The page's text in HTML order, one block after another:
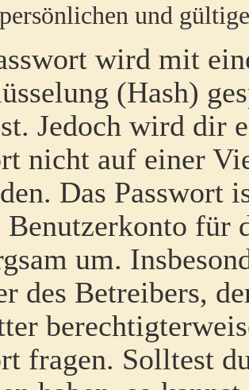
und
wird mit
(Hash)
Jedoch wird dir
nicht auf einer
Das Passwort
Benutzerkonto für
um.
des Betreibers,
fragen. Solltest